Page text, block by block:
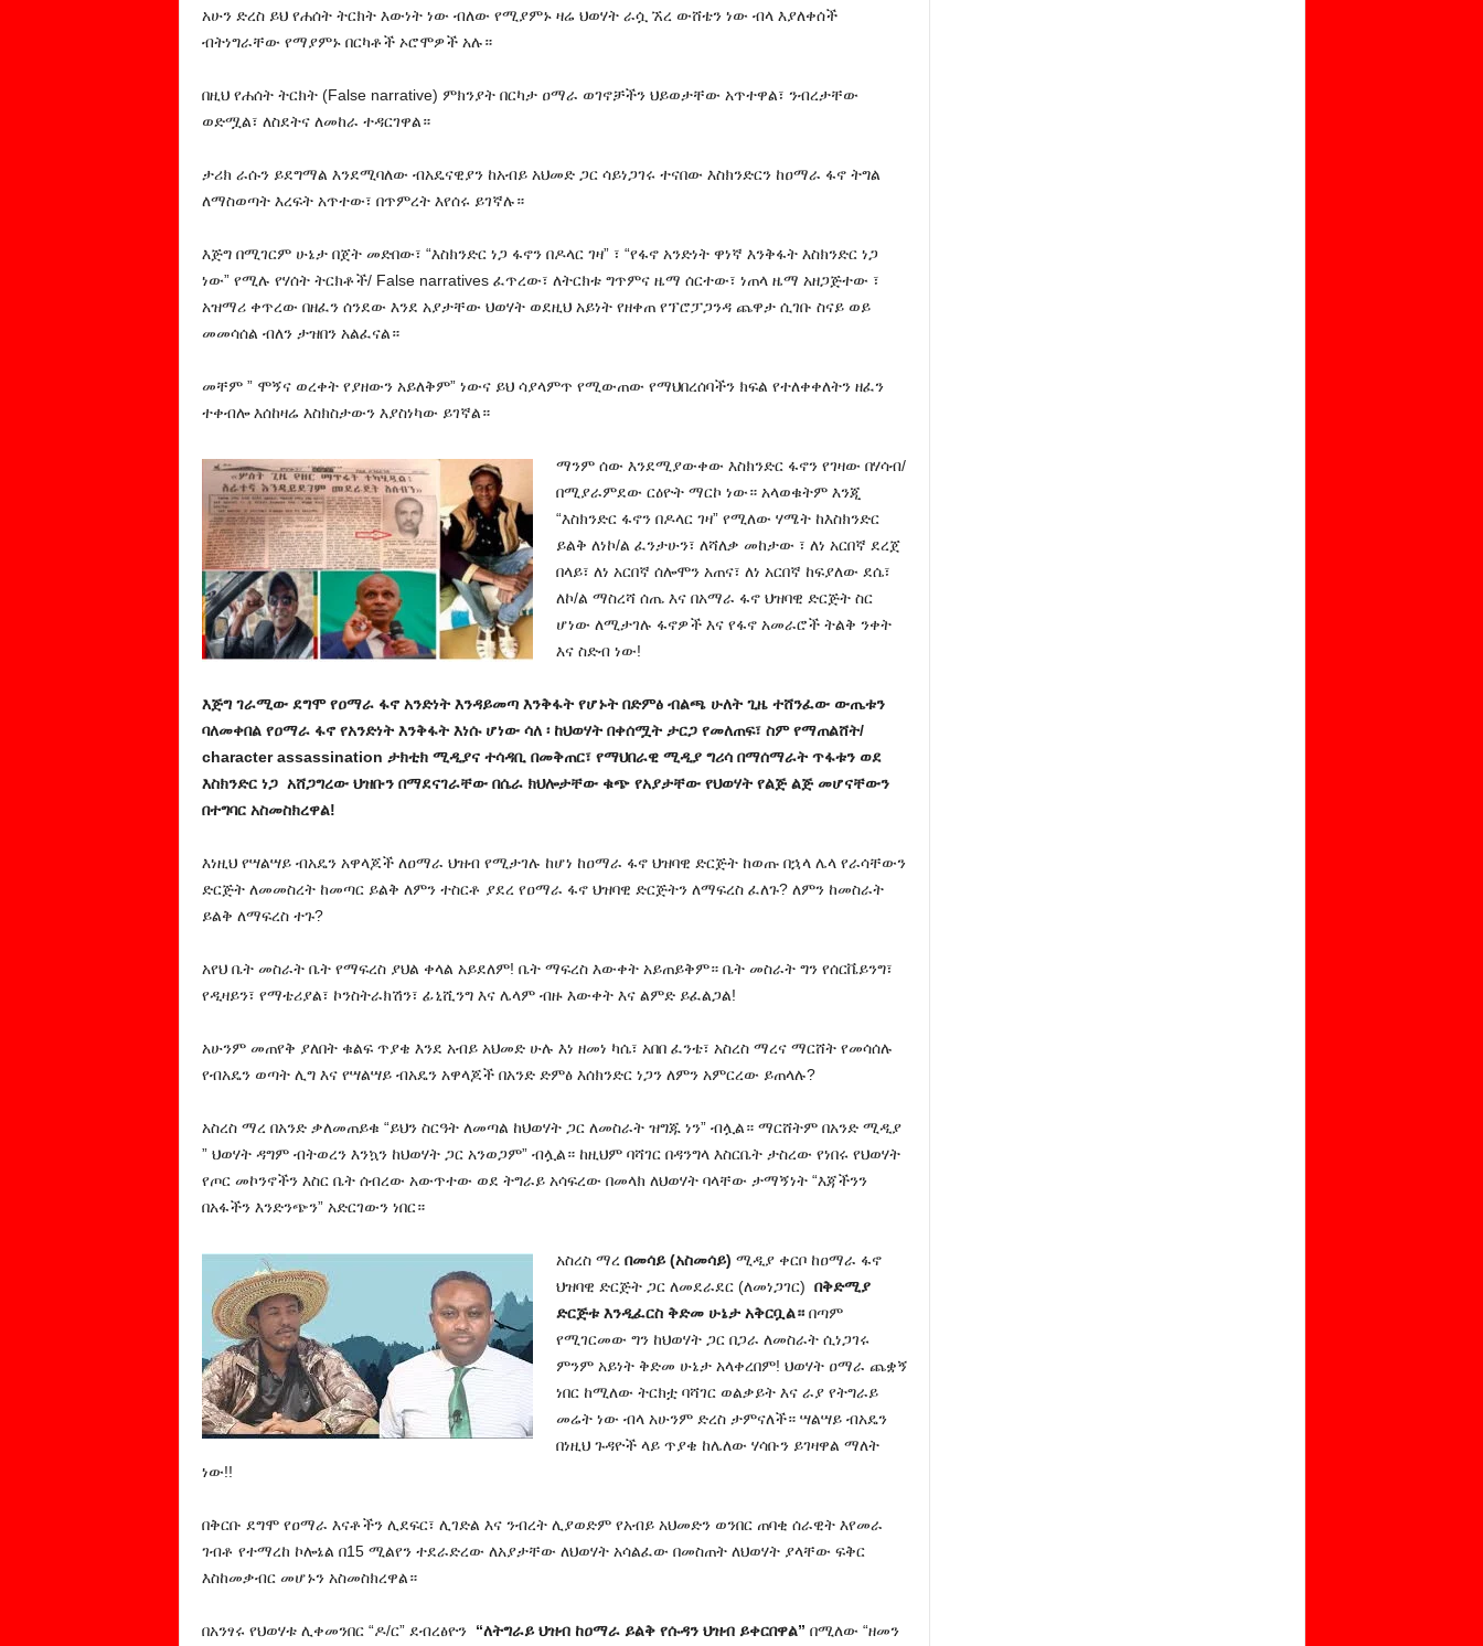
አሁን ድረስ ይህ የሐሰት ትርክት እውነት ነው ብለው የሚያምኑ ዛሬ ህወሃት ራሷ ኧረ ውሸቴን ነው ብላ እያለቀሰች
ብትነግራቸው የማያምኑ በርካቶች ኦሮሞዎች አሉ።
በዚህ የሐሰት ትርክት (False narrative) ምክንያት በርካታ ዐማራ ወገኖቻችን ህይወታቸው አጥተዋል፣ ንብረታቸው
ወድሟል፣ ለስደትና ለመከራ ተዳርገዋል።
ታሪክ ራሱን ይደግማል እንደሚባለው ብአዴናዊያን ከአብይ አህመድ ጋር ሳይነጋገሩ ተናበው እስክንድርን ከዐማራ ፋኖ ትግል
ለማስወጣት እረፍት አጥተው፣ በጥምረት እየሰሩ ይገኛሉ።
እጅግ በሚገርም ሁኔታ በጀት መድበው፣ “እስክንድር ነጋ ፋኖን በዶላር ገዛ” ፣ “የፋኖ አንድነት ዋነኛ እንቅፋት እስክንድር ነጋ
ነው” የሚሉ የሃሰት ትርክቶች/ False narratives ፈጥረው፣ ለትርክቱ ግጥምና ዜማ ሰርተው፣ ነጠላ ዜማ አዘጋጅተው ፣
አዝማሪ ቀጥረው በዘፈን ሰንደው እንደ አያታቸው ህወሃት ወደዚህ አይነት የዘቀጠ የፕሮፓጋንዳ ጨዋታ ሲገቡ ስናይ ወይ
መመሳሰል ብለን ታዝበን አልፈናል።
መቸም ” ሞኝና ወረቀት የያዘውን አይለቅም” ነውና ይህ ሳያላምጥ የሚውጠው የማህበረሰባችን ክፍል የተለቀቀለትን ዘፈን
ተቀብሎ እሰ‍ከዛሬ እስክስታውን እያስነካው ይገኛል።
ማንም ሰው እንደሚያውቀው እስክንድር ፋኖን የገዛው በሃሳብ/
በሚያራምደው ርዕዮት ማርኮ ነው። አላወቁትም እንጂ
“እስክንድር ፋኖን በዶላር ገዛ” የሚለው ሃሜት ከእስክንድር
ይልቅ ለነኮ/ል ፈንታሁን፣ ለሻለቃ መከታው ፣ ለነ አርበኛ ደረጀ
በላይ፣ ለነ አርበኛ ሰሎሞን አጠና፣ ለነ አርበኛ ከፍያለው ደሴ፣
ለኮ/ል ማስረሻ ሰጤ እና በአማራ ፋኖ ህዝባዊ ድርጅት ስር
ሆነው ለሚታገሉ ፋኖዎች እና የፋኖ አመራሮች ትልቅ ንቀት
እና ስድብ ነው!
እጅግ ገራሚው ደግሞ የዐማራ ፋኖ አንድነት እንዳይመጣ እንቅፋት የሆኑት በድምፅ ብልጫ ሁለት ጊዜ ተሸንፈው ውጤቱን
ባለመቀበል የዐማራ ፋኖ የአንድነት እንቅፋት እነሱ ሆነው ሳለ ፡ ከህወሃት በቀሰሟት ታርጋ የመለጠፍ፣ ስም የማጠልሸት/
character assassination ታክቲክ ሚዲያና ተሳዳቢ በመቅጠር፣ የማህበራዊ ሚዲያ ግሪሳ በማሰማራት ጥፋቱን ወደ
እስክንድር ነጋ አሸጋግረው ህዝቡን በማደናገራቸው በሴራ ክህሎታቸው ቁጭ የአያታቸው የህወሃት የልጅ ልጅ መሆናቸውን
በተግባር አስመስክረዋል!
እነዚህ የሣልሣይ ብአዴን አዋላጆች ለዐማራ ህዝብ የሚታገሉ ከሆነ ከዐማራ ፋኖ ህዝባዊ ድርጅት ከወጡ በኋላ ሌላ የራሳቸውን
ድርጅት ለመመስረት ከመጣር ይልቅ ለምን ተስርቶ ያደረ የዐማራ ፋኖ ህዝባዊ ድርጅትን ለማፍረስ ፈለጉ? ለምን ከመስራት
ይልቅ ለማፍረስ ተጉ?
አየህ ቤት መስራት ቤት የማፍረስ ያህል ቀላል አይደለም! ቤት ማፍረስ እውቀት አይጠይቅም። ቤት መስራት ግን የሰርቬይንግ፣
የዲዛይን፣ የማቴሪያል፣ ኮንስትራክሽን፣ ፊኒሺንግ እና ሌላም ብዙ እውቀት እና ልምድ ይፈልጋል!
አሁንም መጠየቅ ያለበት ቁልፍ ጥያቄ እንደ አብይ አህመድ ሁሉ እነ ዘመነ ካሴ፣ አበበ ፈንቴ፣ አስረስ ማረና ማርሸት የመሳሰሉ
የብአዴን ወጣት ሊግ እና የሣልሣይ ብአዴን አዋላጆች በአንድ ድምፅ እሰክንድር ነጋን ለምን አምርረው ይጠላሉ?
አስረስ ማረ በአንድ ቃለመጠይቁ “ይህን ስርዓት ለመጣል ከህወሃት ጋር ለመስራት ዝግጁ ነን” ብሏል። ማርሸትም በአንድ ሚዲያ
” ህወሃት ዳግም ብትወረን እንኳን ከህወሃት ጋር አንወጋም” ብሏል። ከዚህም ባሻገር በዳንግላ እስርቤት ታስረው የነበሩ የህወሃት
የጦር መኮንኖችን እስር ቤት ሰብረው አውጥተው ወደ ትግራይ አሳፍረው በመላክ ለህወሃት ባላቸው ታማኝነት “እጃችንን
በአፋችን እንድንጭን” አድርገውን ነበር።
አስረስ ማረ በመሳይ (አስመሳይ) ሚዲያ ቀርቦ ከዐማራ ፋኖ
ህዝባዊ ድርጅት ጋር ለመደራደር (ለመነጋገር) በቅድሚያ
ድርጅቱ እንዲፈርስ ቅድመ ሁኔታ አቅርቧል።በጣም
የሚገርመው ግን ከህወሃት ጋር በጋራ ለመስራት ሲነጋገሩ
ምንም አይነት ቅድመ ሁኔታ አላቀረበም! ህወሃት ዐማራ ጨቋኝ
ነበር ከሚለው ትርክቷ ባሻገር ወልቃይት እና ራያ የትግራይ
መሬት ነው ብላ አሁንም ድረስ ታምናለች። ሣልሣይ ብአዴን
በነዚህ ጉዳዮች ላይ ጥያቄ ከሌለው ሃሳቡን ይገዛዋል ማለት
ነው!!
በቅርቡ ደግሞ የዐማራ እናቶችን ሊደፍር፣ ሊገድል እና ንብረት ሊያወድም የአብይ አህመድን ወንበር ጠባቂ ሰራዊት እየመራ
ገብቶ የተማረከ ኮሎኔል በ15 ሚልየን ተደራድረው ለአያታቸው ለህወሃት አሳልፈው በመስጠት ለህወሃት ያላቸው ፍቅር
እስከመቃብር መሆኑን አስመስክረዋል።
በአንፃሩ የህወሃቱ ሊቀመንበር “ዶ/ር” ደብረፅዮን “ለትግራይ ህዝብ ከዐማራ ይልቅ የሱዳን ህዝብ ይቀርበዋል” በሚለው “ዘመን